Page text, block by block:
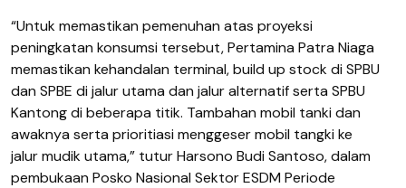
“Untuk memastikan pemenuhan atas proyeksi
peningkatan konsumsi tersebut, Pertamina Patra Niaga
memastikan kehandalan terminal, build up stock di SPBU
dan SPBE di jalur utama dan jalur alternatif serta SPBU
Kantong di beberapa titik. Tambahan mobil tanki dan
awaknya serta prioritiasi menggeser mobil tangki ke
jalur mudik utama,” tutur Harsono Budi Santoso, dalam
pembukaan Posko Nasional Sektor ESDM Periode